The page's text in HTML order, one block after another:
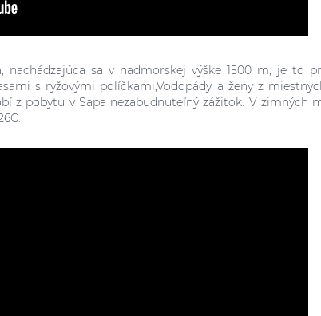
sa v nadmorskej výške 1500 m, je to
s ryžovými políčkami,Vodopády a ženy z
z pobytu v Sapa nezabudnuteľný zážitok. V zimných